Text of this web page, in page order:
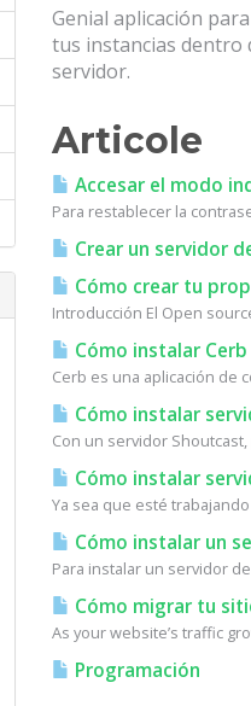
Genial aplicación
tus instancias dentro
servidor.
Articole
Accesar el modo
Para restablecer la
Crear un servidor
Cómo crear tu
Introducción El Open
Cómo instalar Cerb
Cerb es una aplicación de
Cómo instalar
Con un servidor
Cómo instalar
Ya sea que esté
Cómo instalar un
Para instalar un servidor
Cómo migrar tu
As your website’s traffic
Programación